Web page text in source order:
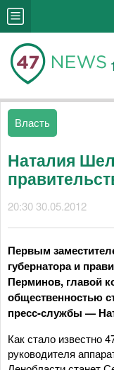
Власть
Наталия
20:30 30.05.2012
Первым
губернатора и
Перминов, главой
общественностью
пресс-службы —
Как стало известно
руководителя